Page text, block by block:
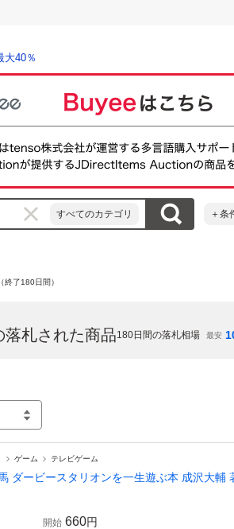
40％
すべてのカテゴリ ＋条
（終了180日間）
落札された商品180日間の落札相場 最安
ゲーム テレビゲーム
ダービースタリオンを一生遊ぶ本 成沢大
開始 660円